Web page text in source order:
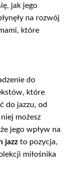
jak jego
na rozwój
które
do
które
do jazzu, od
możesz
jego wpływ na
jazz to pozycja,
miłośnika